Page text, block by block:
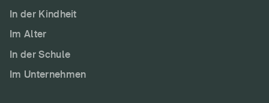
In der Kindheit
Im Alter
In der Schule
Im Unternehmen